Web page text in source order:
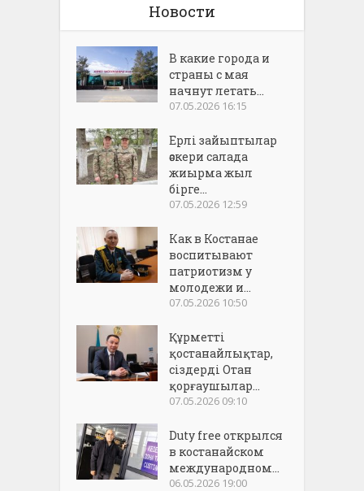
Новости
В какие города и
страны с мая
начнут летать...
07.05.2026 16:15
Ерлі зайыптылар
әскери салада
жиырма жыл
бірге...
07.05.2026 12:59
Как в Костанае
воспитывают
патриотизм у
молодежи и...
07.05.2026 10:50
Құрметті
қостанайлықтар,
сіздерді Отан
қорғаушылар...
07.05.2026 09:10
Duty free открылся
в костанайском
международном...
06.05.2026 19:00